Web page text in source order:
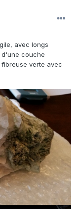
avec longs
d'une couche
verte avec